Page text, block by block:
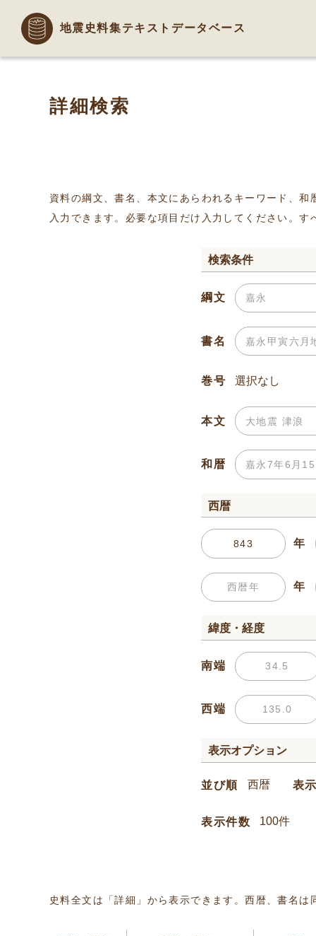
地震史料集テキストデータベース
詳細検索
資料の綱文、書名、本文にあらわれるキーワード、
入力できます。必要な項目だけ入力してください。
検索条件
綱文
書名
巻号
本文
和暦
西暦
年
年
緯度・経度
南端
西端
表示オプション
並び順 表
表示件数
史料全文は「詳細」から表示できます。西暦、書名